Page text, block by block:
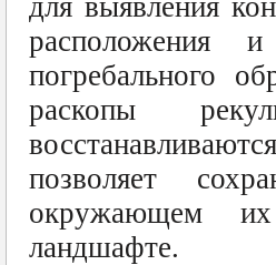
расположения
погребального
раскопы
позволяет
окружающем их
ландшафте.